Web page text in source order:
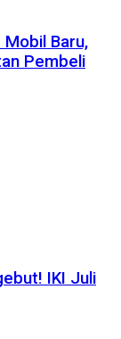
Mobil Baru,
Pembeli
IKI Juli